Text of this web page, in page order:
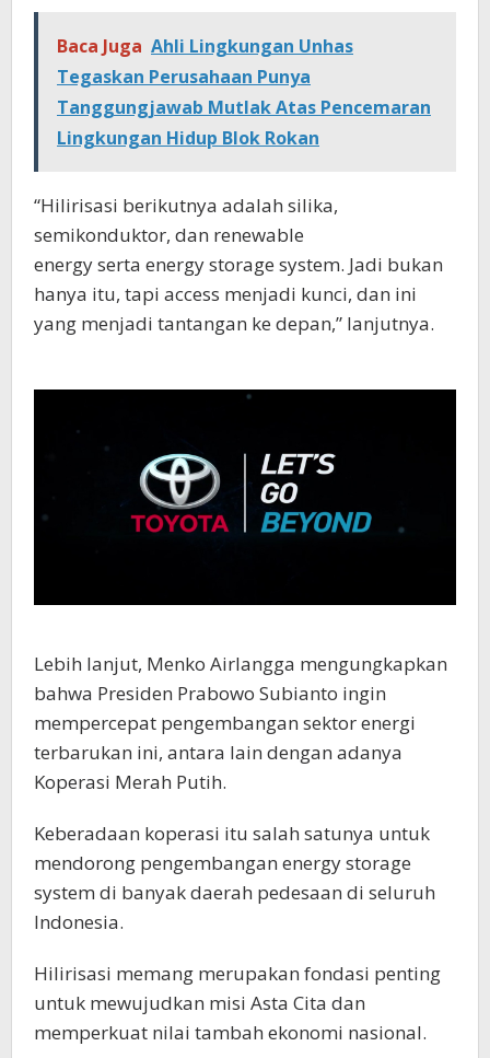
Baca Juga Ahli Lingkungan Unhas
Tegaskan Perusahaan Punya
Tanggungjawab Mutlak Atas Pencemaran
Lingkungan Hidup Blok Rokan
“Hilirisasi berikutnya adalah silika,
semikonduktor, dan renewable
energy serta energy storage system. Jadi bukan
hanya itu, tapi access menjadi kunci, dan ini
yang menjadi tantangan ke depan,” lanjutnya.
Lebih lanjut, Menko Airlangga mengungkapkan
bahwa Presiden Prabowo Subianto ingin
mempercepat pengembangan sektor energi
terbarukan ini, antara lain dengan adanya
Koperasi Merah Putih.
Keberadaan koperasi itu salah satunya untuk
mendorong pengembangan energy storage
system di banyak daerah pedesaan di seluruh
Indonesia.
Hilirisasi memang merupakan fondasi penting
untuk mewujudkan misi Asta Cita dan
memperkuat nilai tambah ekonomi nasional.